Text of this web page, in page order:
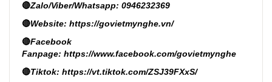
🔴Zalo/Viber/Whatsapp: 0946232369
🔴Website: https://govietmynghe.vn/
🔴Facebook
Fanpage: https://www.facebook.com/govietmynghe
🔴Tiktok: https://vt.tiktok.com/ZSJ39FXxS/